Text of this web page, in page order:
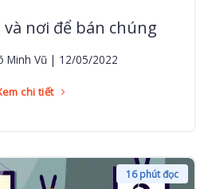
và nơi để bán chúng
Minh Vũ | 12/05/2022
chi tiết
16 phút đọc